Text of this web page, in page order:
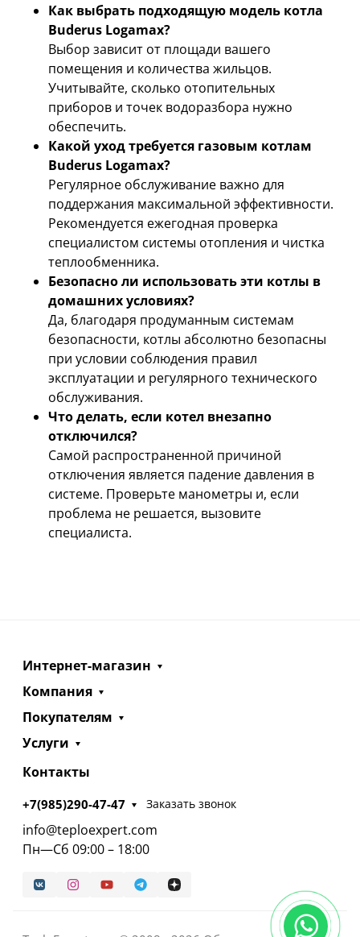
Как выбрать подходящую модель котла
Buderus Logamax?
Выбор зависит от площади вашего
помещения и количества жильцов.
Учитывайте, сколько отопительных
приборов и точек водоразбора нужно
обеспечить.
Какой уход требуется газовым котлам
Buderus Logamax?
Регулярное обслуживание важно для
поддержания максимальной эффективности.
Рекомендуется ежегодная проверка
специалистом системы отопления и чистка
теплообменника.
Безопасно ли использовать эти котлы в
домашних условиях?
Да, благодаря продуманным системам
безопасности, котлы абсолютно безопасны
при условии соблюдения правил
эксплуатации и регулярного технического
обслуживания.
Что делать, если котел внезапно
отключился?
Самой распространенной причиной
отключения является падение давления в
системе. Проверьте манометры и, если
проблема не решается, вызовите
специалиста.
Интернет-магазин
Компания
Покупателям
Услуги
Контакты
+7(985)290-47-47 Заказать звонок
info@teploexpert.com
Пн—Сб 09:00 – 18:00